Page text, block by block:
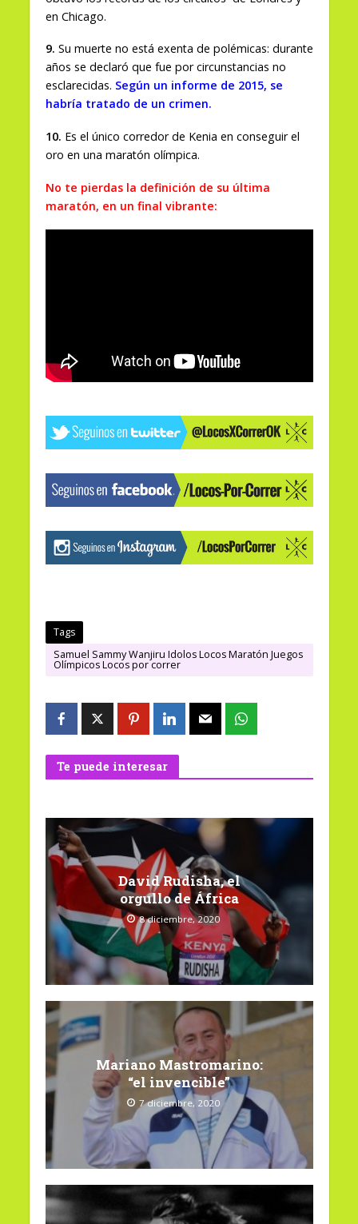
en Chicago.
9. Su muerte no está exenta de polémicas: durante
años se declaró que fue por circunstancias no
esclarecidas. Según un informe de 2015, se
habría tratado de un crimen.
10. Es el único corredor de Kenia en conseguir el
oro en una maratón olímpica.
No te pierdas la definición de su última
maratón, en un final vibrante:
Tags
Samuel Sammy Wanjiru Idolos Locos Maratón Juegos
Olímpicos Locos por correr
Te puede interesar
David Rudisha, el
orgullo de África
8 diciembre, 2020
Mariano Mastromarino:
“el invencible”
7 diciembre, 2020